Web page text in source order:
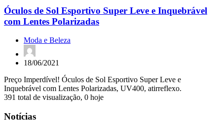
Óculos de Sol Esportivo Super Leve e Inquebrável
com Lentes Polarizadas
Moda e Beleza
18/06/2021
Preço Imperdível! Óculos de Sol Esportivo Super Leve e
Inquebrável com Lentes Polarizadas, UV400, atirreflexo.
391 total de visualização, 0 hoje
Notícias